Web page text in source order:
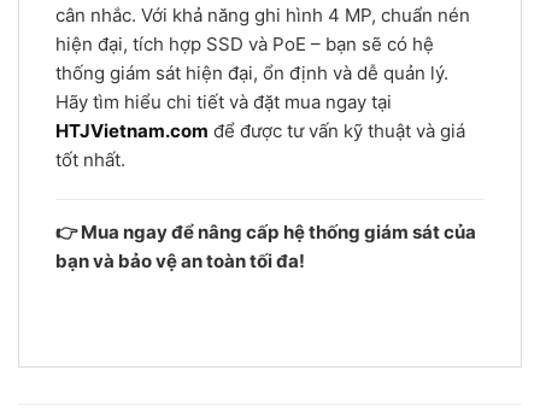
cân nhắc. Với khả năng ghi hình 4 MP, chuẩn nén
hiện đại, tích hợp SSD và PoE – bạn sẽ có hệ
thống giám sát hiện đại, ổn định và dễ quản lý.
Hãy tìm hiểu chi tiết và đặt mua ngay tại
HTJVietnam.com để được tư vấn kỹ thuật và giá
tốt nhất.
👉 Mua ngay để nâng cấp hệ thống giám sát của
bạn và bảo vệ an toàn tối đa!